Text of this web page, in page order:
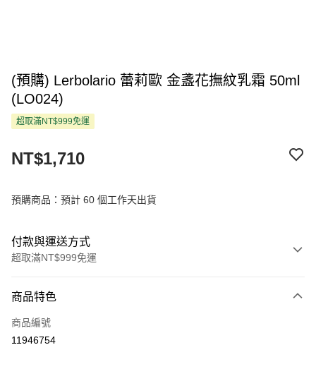
(預購) Lerbolario 蕾莉歐 金盞花撫紋乳霜 50ml
(LO024)
超取滿NT$999免運
NT$1,710
預購商品：預計 60 個工作天出貨
付款與運送方式
超取滿NT$999免運
信用卡一次付款
超商取貨付款
商品特色
商品編號
11946754